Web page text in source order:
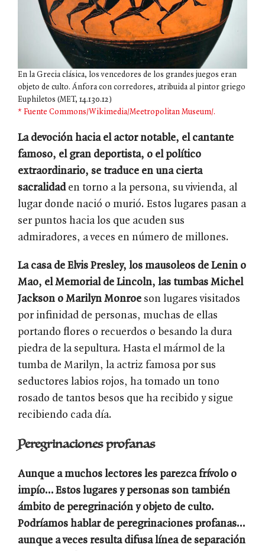
En la Grecia clásica, los vencedores de los grandes juegos eran
objeto de culto. Ánfora con corredores, atribuida al pintor griego
Euphiletos (MET, 14.130.12)
* Fuente Commons/Wikimedia/Meetropolitan Museum/.
La devoción hacia el actor notable, el cantante
famoso, el gran deportista, o el político
extraordinario, se traduce en una cierta
sacralidaden torno a la persona, su vivienda, al
lugar donde nació o murió. Estos lugares pasan a
ser puntos hacia los que acuden sus
admiradores, a veces en número de millones.
La casa de Elvis Presley, los mausoleos de Lenin o
Mao, el Memorial de Lincoln, las tumbas Michel
Jackson o Marilyn Monroe son lugares visitados
por infinidad de personas, muchas de ellas
portando flores o recuerdos o besando la dura
piedra de la sepultura. Hasta el mármol de la
tumba de Marilyn, la actriz famosa por sus
seductores labios rojos, ha tomado un tono
rosado de tantos besos que ha recibido y sigue
recibiendo cada día.
Peregrinaciones profanas
Aunque a muchos lectores les parezca frívolo o
impío… Estos lugares y personas son también
ámbito de peregrinación y objeto de culto.
Podríamos hablar de peregrinaciones profanas…
aunque a veces resulta difusa línea de separación